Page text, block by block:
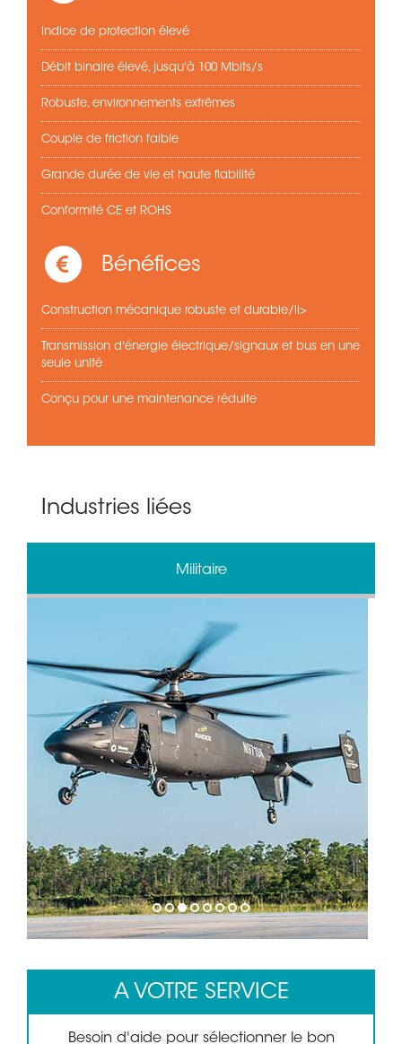
Indice de protection élevé
Débit binaire élevé, jusqu'à 100 Mbits/s
Robuste, environnements extrêmes
Couple de friction faible
Grande durée de vie et haute fiabilité
Conformité CE et ROHS
Bénéfices
Construction mécanique robuste et durable/li>
Transmission d'énergie électrique/signaux et bus en une
seule unité
Conçu pour une maintenance réduite
Industries liées
Militaire
1 2 3 4 5 6 7 8
A VOTRE SERVICE
Besoin d'aide pour sélectionner le bon